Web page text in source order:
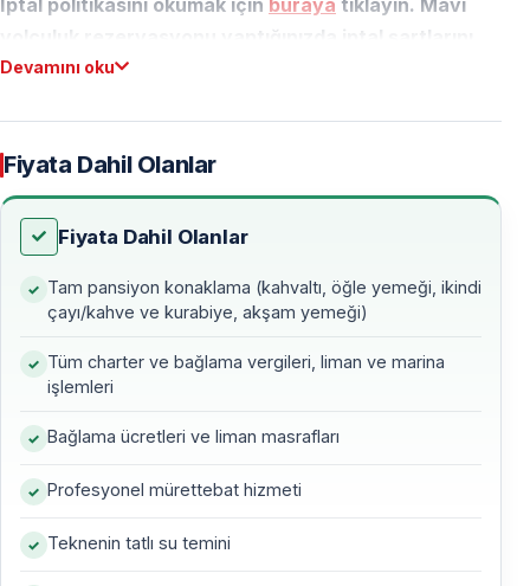
yolculuk rezervasyonu yaptığınızda iptal şartlarını
kabul etmiş olursunuz.
Kekova’ya Uzanan Mavi Serüven
Fethiye’den başlayan bu yolculuk, Akdeniz’in en berrak
koylarını ve Likya kıyılarının sessiz güzelliğini keşfetmek
hareketliliğinin ardından koyların sakinliğine açılır;
molası, yolculuğun ritmini belirler. Ertesi gün yüksek
kayalıkların arasına saklanan Kelebekler Vadisi ve
masmavi Ölüdeniz görülür. Gün batımında St. Nicholas
Adası’nın tepesinden izlenen manzara, antik kalıntılarla
birleşerek büyüleyici bir atmosfer yaratır.
Üçüncü gün Fırnaz’ın zeytin kokulu koyları ve
Devamını oku
Fiyata Dahil Olanlar
Fiyata Dahil Olanlar
Tam pansiyon konaklama (kahvaltı, öğle yemeği, ikindi
çayı/kahve ve kurabiye, akşam yemeği)
Tüm charter ve bağlama vergileri, liman ve marina
işlemleri
Bağlama ücretleri ve liman masrafları
Profesyonel mürettebat hizmeti
Teknenin tatlı su temini